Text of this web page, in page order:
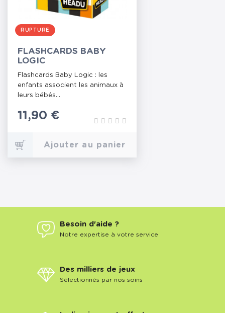
RUPTURE
FLASHCARDS BABY
LOGIC
Flashcards Baby Logic : les
enfants associent les animaux à
leurs bébés...
Prix
11,90 €
Ajouter au panier
Besoin d'aide ?
Notre expertise à votre service
Des milliers de jeux
Sélectionnés par nos soins